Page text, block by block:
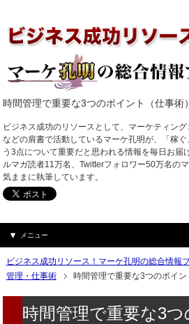
時間管理で重要な3つのポイント（仕事術
ビジネス成功のリソースとして、マーケティン
などの肩書で活動しているマーケ孔明が、「稼
う3点について重要だと思われる情報を毎日お届
ルマガ読者11万名、Twitterフォロワー50万名の
気ままに執筆しています。
メニュー
ビジネス成功リソース！マーケ孔明の総合情報
管理・仕事術
時間管理で重要な3つのポイ
時間管理で重要な3